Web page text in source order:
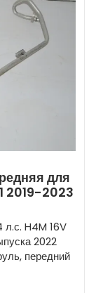
для
2019-2023
л.с. H4M 16V
2022
передний